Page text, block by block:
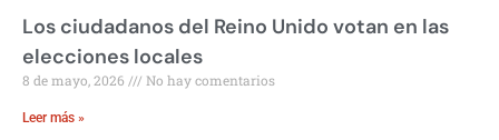
Los ciudadanos del Reino Unido votan en las
elecciones locales
8 de mayo, 2026 No hay comentarios
Leer más »